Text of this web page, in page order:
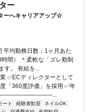
ー
ーへキャリアアップ☆
平均勤務日数：1ヶ月あた
間） ＊柔軟な「ズレ勤制
す。 有給を...
✅ECディレクターとして
「360度評価」を採用 ✅年
ート 経験者歓迎
ネイルOK